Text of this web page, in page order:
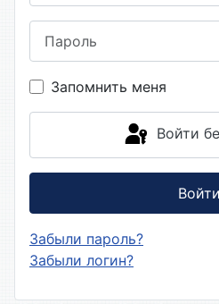
Запомнить меня
Войти
Войти
Забыли пароль?
Забыли логин?